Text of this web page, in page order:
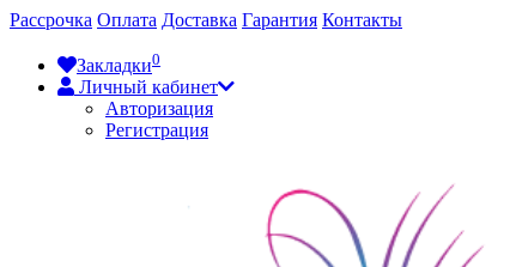
Рассрочка Оплата Доставка Гарантия Контакты
Закладки0
Личный кабинет
Авторизация
Регистрация